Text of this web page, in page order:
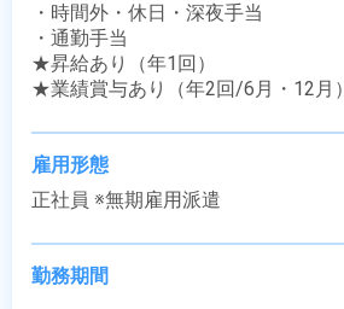
・時間外・休日・深夜手当
・通勤手当
★昇給あり（年1回）
★業績賞与あり（年2回/6月・12月）
雇用形態
正社員 ※無期雇用派遣
勤務期間